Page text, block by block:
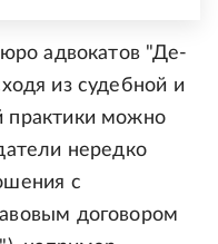
адвокатов "Де-
из судебной и
практики можно
нередко
с
договором